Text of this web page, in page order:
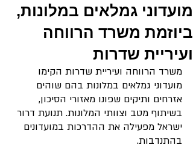
מועדוני גמלאים במלונות,
ביוזמת משרד הרווחה
ועיריית שדרות
משרד הרווחה ועיריית שדרות הקימו
מועדוני גמלאים במלונות בהם שוהים
אזרחים ותיקים שפונו מאזורי הסיכון,
בשיתוף מטב וצוותי המלונות. תנועת דרור
ישראל מפעילה את ההדרכות במועדונים
בהתנדבות.